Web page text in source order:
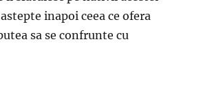
inapoi ceea ce ofera
sa se confrunte cu